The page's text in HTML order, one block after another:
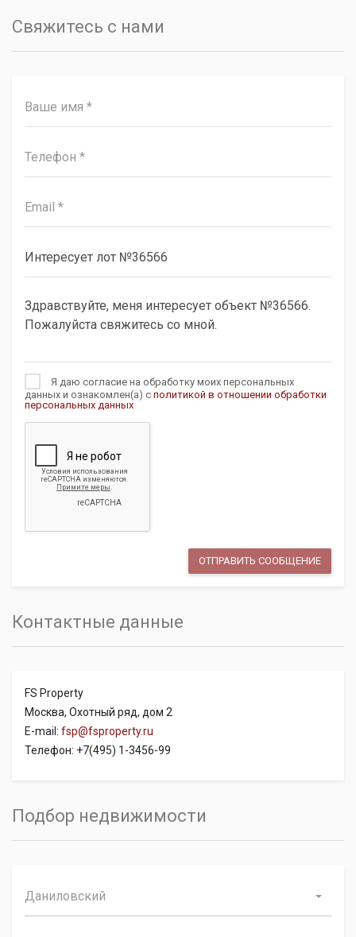
Свяжитесь с нами
Я даю согласие на обработку моих персональных
данных и ознакомлен(а) с политикой в отношении обработки
персональных данных
Контактные данные
FS Property
Москва, Охотный ряд, дом 2
E-mail: fsp@fsproperty.ru
Телефон: +7(495) 1-3456-99
Подбор недвижимости
Даниловский